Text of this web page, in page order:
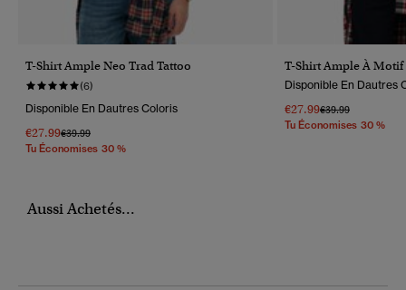
T-Shirt Ample Neo Trad Tattoo
(6)
Disponible En Dautres Coloris
€27.99Prix Réduit De
€39.99À
Tu Économises 30 %
T-Shirt Ample À
Disponible En Dautres
€27.99Prix Réduit De
€39.99À
Tu Économises 30 %
Aussi Achetés...